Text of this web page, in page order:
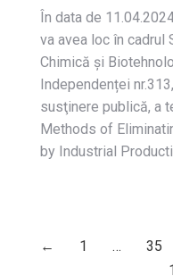
În data de
va avea loc în cadrul
Chimică și
Independenței
susţinere publică, a
Methods of
by Industrial
← 1 … 35